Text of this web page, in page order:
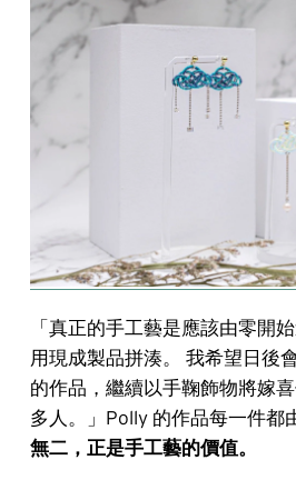
「真正的手工藝是應該由零開
用現成製品拼湊。 我希望日後
的作品，繼續以手鞠飾物將嫁
多人。」Polly 的作品每一件都
無二，正是手工藝的價值。